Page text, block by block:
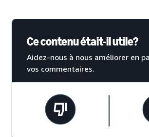
Ce contenu était-il utile?
Aidez-nous à nous améliorer en
vos commentaires.